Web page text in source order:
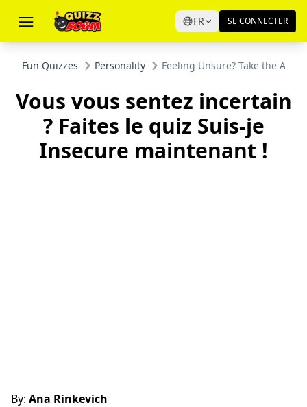
FR SE CONNECTER
Fun Quizzes Personality Feeling Unsure? Take the Am I
Vous vous sentez incertain
? Faites le quiz Suis-je
Insecure maintenant !
By: Ana Rinkevich